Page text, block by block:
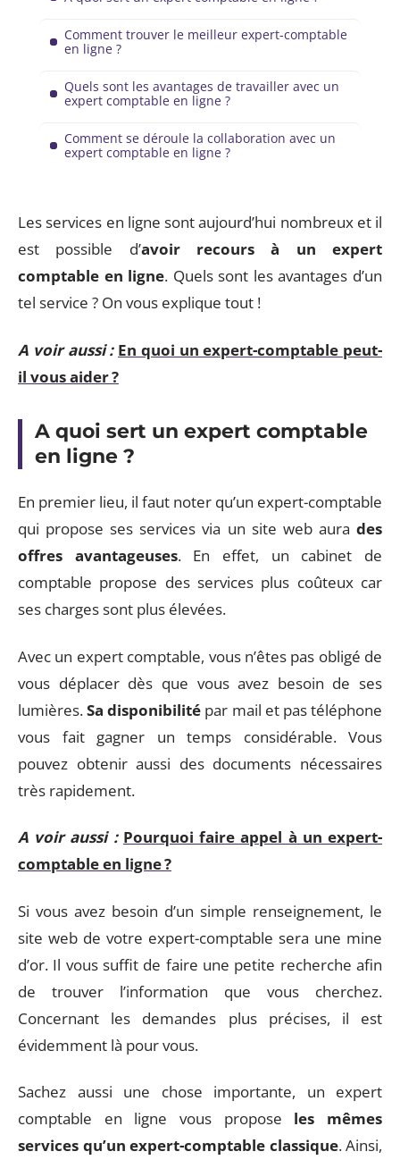
Comment trouver le meilleur expert-comptable
en ligne ?
Quels sont les avantages de travailler avec un
expert comptable en ligne ?
Comment se déroule la collaboration avec un
expert comptable en ligne ?
Les services en ligne sont aujourd’hui nombreux et il
est possible d’avoir recours à un expert
comptable en ligne. Quels sont les avantages d’un
tel service ? On vous explique tout !
A voir aussi : En quoi un expert-comptable peut-
il vous aider ?
A quoi sert un expert comptable
en ligne ?
En premier lieu, il faut noter qu’un expert-comptable
qui propose ses services via un site web aura des
offres avantageuses. En effet, un cabinet de
comptable propose des services plus coûteux car
ses charges sont plus élevées.
Avec un expert comptable, vous n’êtes pas obligé de
vous déplacer dès que vous avez besoin de ses
lumières.Sa disponibilité par mail et pas téléphone
vous fait gagner un temps considérable. Vous
pouvez obtenir aussi des documents nécessaires
très rapidement.
A voir aussi : Pourquoi faire appel à un expert-
comptable en ligne ?
Si vous avez besoin d’un simple renseignement, le
site web de votre expert-comptable sera une mine
d’or. Il vous suffit de faire une petite recherche afin
de trouver l’information que vous cherchez.
Concernant les demandes plus précises, il est
évidemment là pour vous.
Sachez aussi une chose importante, un expert
comptable en ligne vous propose les mêmes
services qu’un expert-comptable classique. Ainsi,